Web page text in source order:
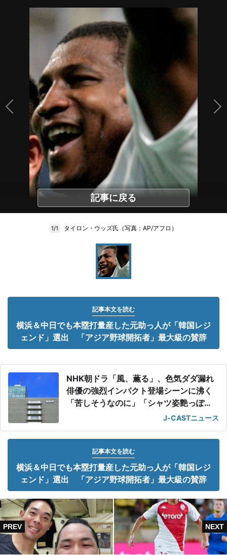
記事に戻る
1/1 タイロン・ウッズ氏（写真：AP/アフロ）
記事本文を読む
横浜＆中日でも本塁打量産した元助っ人が「韓国レジ
ェンド」選出 「アジア野球開拓者」最大級の賛辞
NHK朝ドラ「風、薫る」、色気ダダ漏れ
俳優の強烈インパクト登場シーンに沸く
「苦しそうなのに」「シャツ姿艶っぽ
J-CASTニュース
記事本文を読む
横浜＆中日でも本塁打量産した元助っ人が「韓国レジ
ェンド」選出 「アジア野球開拓者」最大級の賛辞